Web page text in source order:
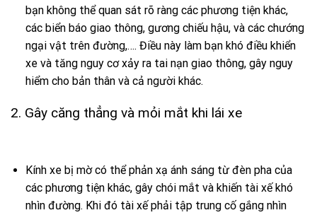
bạn không thể quan sát rõ ràng các phương tiện khác,
các biển báo giao thông, gương chiếu hậu, và các chướng
ngại vật trên đường,…. Điều này làm bạn khó điều khiển
xe và tăng nguy cơ xảy ra tai nạn giao thông, gây nguy
hiểm cho bản thân và cả người khác.
2. Gây căng thẳng và mỏi mắt khi lái xe
Kính xe bị mờ có thể phản xạ ánh sáng từ đèn pha của
các phương tiện khác, gây chói mắt và khiến tài xế khó
nhìn đường. Khi đó tài xế phải tập trung cố gắng nhìn